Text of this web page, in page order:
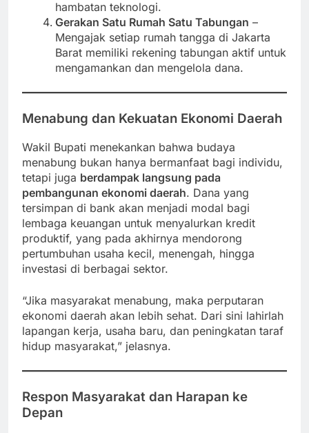
hambatan teknologi.
Gerakan Satu Rumah Satu Tabungan –
Mengajak setiap rumah tangga di Jakarta
Barat memiliki rekening tabungan aktif untuk
mengamankan dan mengelola dana.
Menabung dan Kekuatan Ekonomi Daerah
Wakil Bupati menekankan bahwa budaya
menabung bukan hanya bermanfaat bagi individu,
tetapi juga berdampak langsung pada
pembangunan ekonomi daerah. Dana yang
tersimpan di bank akan menjadi modal bagi
lembaga keuangan untuk menyalurkan kredit
produktif, yang pada akhirnya mendorong
pertumbuhan usaha kecil, menengah, hingga
investasi di berbagai sektor.
“Jika masyarakat menabung, maka perputaran
ekonomi daerah akan lebih sehat. Dari sini lahirlah
lapangan kerja, usaha baru, dan peningkatan taraf
hidup masyarakat,” jelasnya.
Respon Masyarakat dan Harapan ke
Depan